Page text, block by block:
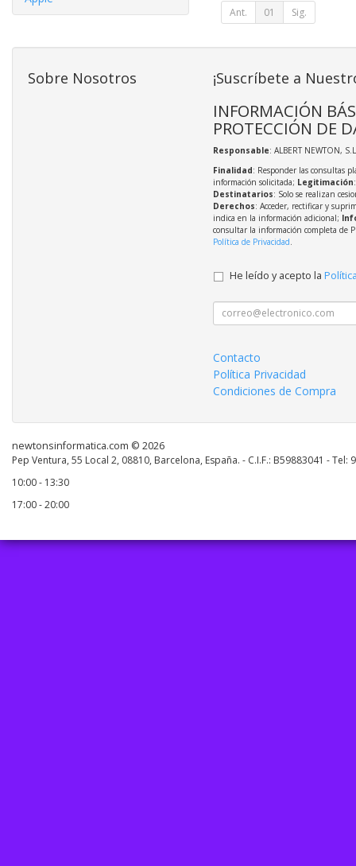
Ant. 01 Sig.
Sobre Nosotros ¡Suscríbete a
INFORMACIÓN
PROTECCIÓN DE
Responsable: ALBERT NEWTON,
Finalidad: Responder las consultas
información solicitada; Legitimación
Destinatarios: Solo se realizan
Derechos: Acceder, rectificar y
indica en la información adicional;
consultar la información completa de
Política de Privacidad.
He leído y acepto la
Contacto
Política Privacidad
Condiciones de Compra
newtonsinformatica.com © 2026
Pep Ventura, 55 Local 2, 08810, Barcelona, España. - C.I.F.: B59883041 - Tel:
10:00 - 13:30
17:00 - 20:00